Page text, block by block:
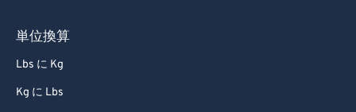
単位換算
Lbs に Kg
Kg に Lbs